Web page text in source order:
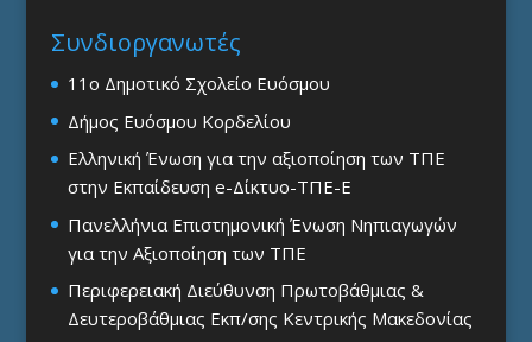
Συνδιοργανωτές
11ο Δημοτικό Σχολείο Ευόσμου
Δήμος Ευόσμου Κορδελίου
Ελληνική Ένωση για την αξιοποίηση των ΤΠΕ
στην Εκπαίδευση e-Δίκτυο-ΤΠΕ-Ε
Πανελλήνια Επιστημονική Ένωση Νηπιαγωγών
για την Αξιοποίηση των ΤΠΕ
Περιφερειακή Διεύθυνση Πρωτοβάθμιας &
Δευτεροβάθμιας Εκπ/σης Κεντρικής Μακεδονίας